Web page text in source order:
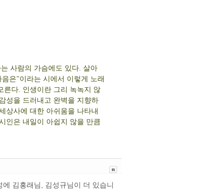
사람의 가슴에도 있다. 살아
은"이라는 시에서 이렇게 노래
른다. 인생이란 그리 녹녹지 않
성을 드러내고 완벽을 지향하
상사에 대한 아쉬움을 나타내
인은 내일이 아쉽지 않을 만큼
김홍래님, 김성규님이 더 있습니